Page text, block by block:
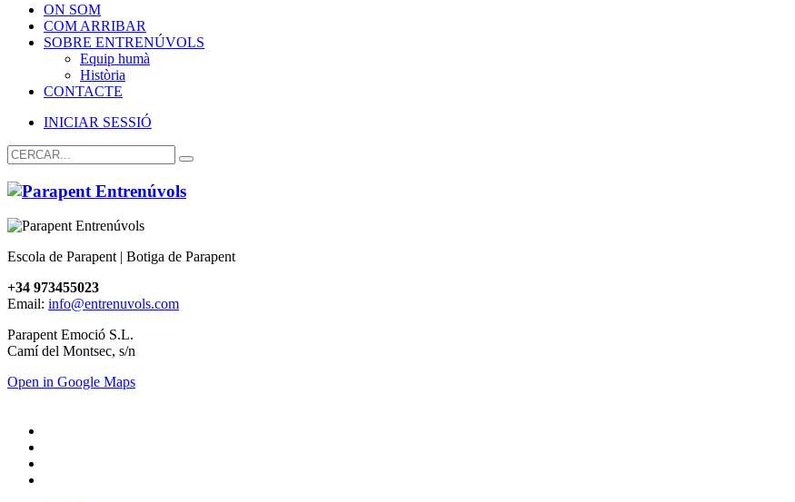
ON SOM
COM ARRIBAR
SOBRE ENTRENÚVOLS
Equip humà
Història
CONTACTE
INICIAR SESSIÓ
Escola de Parapent | Botiga de Parapent
+34 973455023
Email: info@entrenuvols.com
Parapent Emoció S.L.
Camí del Montsec, s/n
Open in Google Maps